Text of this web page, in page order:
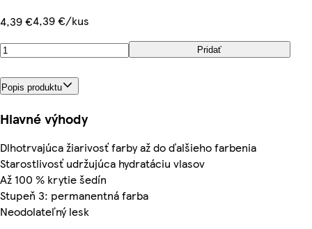
4,39 €4,39 €/kus
Pridať
Popis produktu
Hlavné výhody
Dlhotrvajúca žiarivosť farby až do ďalšieho farbenia
Starostlivosť udržujúca hydratáciu vlasov
Až 100 % krytie šedín
Stupeň 3: permanentná farba
Neodolateľný lesk